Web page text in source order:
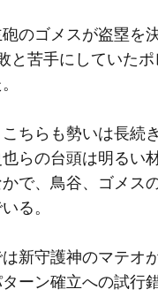
のゴメスが盗塁を
と苦手にしていた
ちらも勢いは長続
らの台頭は明るい
で、鳥谷、ゴメス
る。
新守護神のマテオ
ターン確立への試行